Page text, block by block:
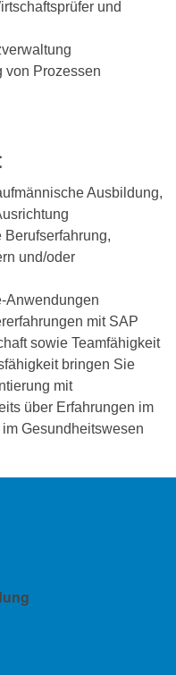
und
von Prozessen
Ausbildung,
Berufserfahrung,
und/oder
Anwendungen
mit SAP
sowie Teamfähigkeit
bringen Sie
mit
über Erfahrungen im
Gesundheitswesen